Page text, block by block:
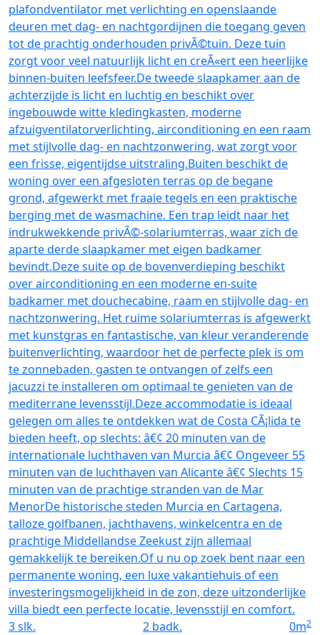
plafondventilator met verlichting en openslaande
deuren met dag- en nachtgordijnen die toegang geven
tot de prachtig onderhouden privÃ©tuin. Deze tuin
zorgt voor veel natuurlijk licht en creÃ«ert een heerlijke
binnen-buiten leefsfeer.De tweede slaapkamer aan de
achterzijde is licht en luchtig en beschikt over
ingebouwde witte kledingkasten, moderne
afzuigventilatorverlichting, airconditioning en een raam
met stijlvolle dag- en nachtzonwering, wat zorgt voor
een frisse, eigentijdse uitstraling.Buiten beschikt de
woning over een afgesloten terras op de begane
grond, afgewerkt met fraaie tegels en een praktische
berging met de wasmachine. Een trap leidt naar het
indrukwekkende privÃ©-solariumterras, waar zich de
aparte derde slaapkamer met eigen badkamer
bevindt.Deze suite op de bovenverdieping beschikt
over airconditioning en een moderne en-suite
badkamer met douchecabine, raam en stijlvolle dag- en
nachtzonwering. Het ruime solariumterras is afgewerkt
met kunstgras en fantastische, van kleur veranderende
buitenverlichting, waardoor het de perfecte plek is om
te zonnebaden, gasten te ontvangen of zelfs een
jacuzzi te installeren om optimaal te genieten van de
mediterrane levensstijl.Deze accommodatie is ideaal
gelegen om alles te ontdekken wat de Costa CÃ¡lida te
bieden heeft, op slechts: â€¢ 20 minuten van de
internationale luchthaven van Murcia â€¢ Ongeveer 55
minuten van de luchthaven van Alicante â€¢ Slechts 15
minuten van de prachtige stranden van de Mar
MenorDe historische steden Murcia en Cartagena,
talloze golfbanen, jachthavens, winkelcentra en de
prachtige Middellandse Zeekust zijn allemaal
gemakkelijk te bereiken.Of u nu op zoek bent naar een
permanente woning, een luxe vakantiehuis of een
investeringsmogelijkheid in de zon, deze uitzonderlijke
villa biedt een perfecte locatie, levensstijl en comfort.
3slk. 2 badk. 0m2